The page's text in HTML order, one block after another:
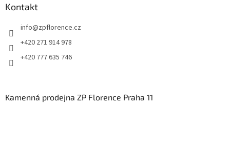
Kontakt
info@zpflorence.cz
+420 271 914 978
+420 777 635 746
Kamenná prodejna ZP Florence Praha 11